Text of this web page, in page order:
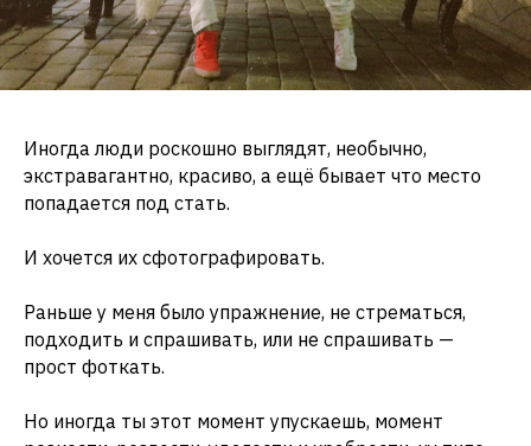
Иногда люди роскошно выглядят, необычно,
экстравагантно, красиво, а ещё бывает что место
попадается под стать.
И хочется их сфотографировать.
Раньше у меня было упражнение, не стрематься,
подходить и спрашивать, или не спрашивать —
прост фоткать.
Но иногда ты этот момент упускаешь, момент